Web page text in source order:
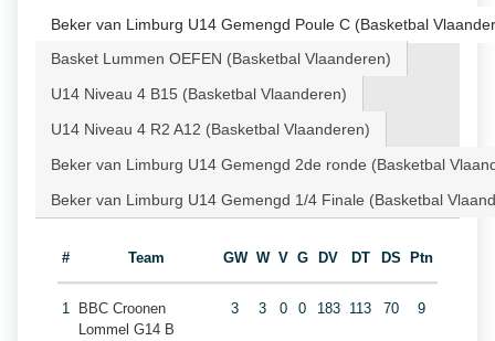
Beker van Limburg U14 Gemengd Poule C (Basketbal
Basket Lummen OEFEN (Basketbal Vlaanderen)
U14 Niveau 4 B15 (Basketbal Vlaanderen)
U14 Niveau 4 R2 A12 (Basketbal Vlaanderen)
Beker van Limburg U14 Gemengd 2de ronde (Basketbal
Beker van Limburg U14 Gemengd 1/4 Finale (Basketbal
# Team GW W V G DV DT DS Ptn
1
BBC Croonen
Lommel G14 B
3 3 0 0 183 113 70 9